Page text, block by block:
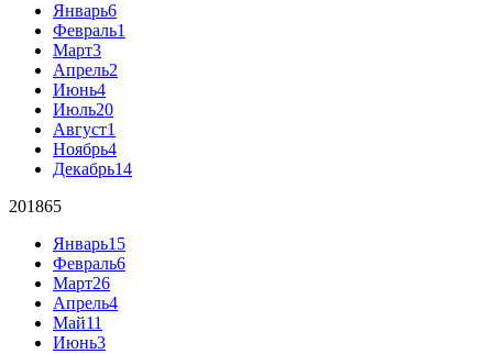
Январь6
Февраль1
Март3
Апрель2
Июнь4
Июль20
Август1
Ноябрь4
Декабрь14
201865
Январь15
Февраль6
Март26
Апрель4
Май11
Июнь3